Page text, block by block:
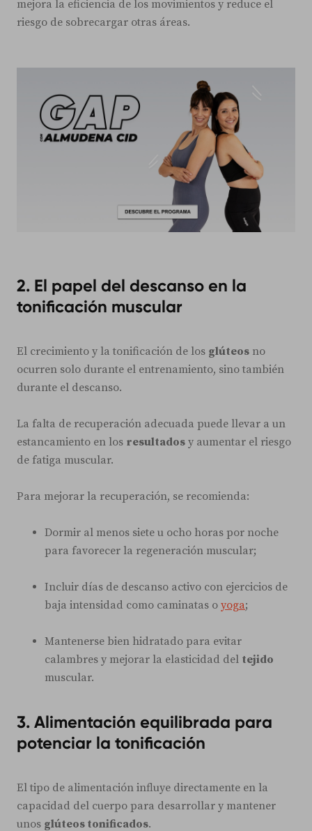
mejora la eficiencia de los movimientos y reduce el
riesgo de sobrecargar otras áreas.
2. El papel del descanso en la
tonificación muscular
El crecimiento y la tonificación de los glúteos no
ocurren solo durante el entrenamiento, sino también
durante el descanso.
La falta de recuperación adecuada puede llevar a un
estancamiento en los resultados y aumentar el riesgo
de fatiga muscular.
Para mejorar la recuperación, se recomienda:
Dormir al menos siete u ocho horas por noche
para favorecer la regeneración muscular;
Incluir días de descanso activo con ejercicios de
baja intensidad como caminatas o yoga;
Mantenerse bien hidratado para evitar
calambres y mejorar la elasticidad del tejido
muscular.
3. Alimentación equilibrada para
potenciar la tonificación
El tipo de alimentación influye directamente en la
capacidad del cuerpo para desarrollar y mantener
unos glúteos tonificados.